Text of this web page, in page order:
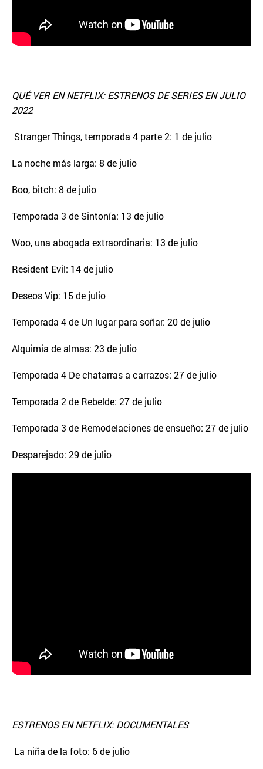
QUÉ VER EN NETFLIX: ESTRENOS DE SERIES EN JULIO
2022
Stranger Things, temporada 4 parte 2: 1 de julio
La noche más larga: 8 de julio
Boo, bitch: 8 de julio
Temporada 3 de Sintonía: 13 de julio
Woo, una abogada extraordinaria: 13 de julio
Resident Evil: 14 de julio
Deseos Vip: 15 de julio
Temporada 4 de Un lugar para soñar: 20 de julio
Alquimia de almas: 23 de julio
Temporada 4 De chatarras a carrazos: 27 de julio
Temporada 2 de Rebelde: 27 de julio
Temporada 3 de Remodelaciones de ensueño: 27 de julio
Desparejado: 29 de julio
ESTRENOS EN NETFLIX: DOCUMENTALES
La niña de la foto: 6 de julio